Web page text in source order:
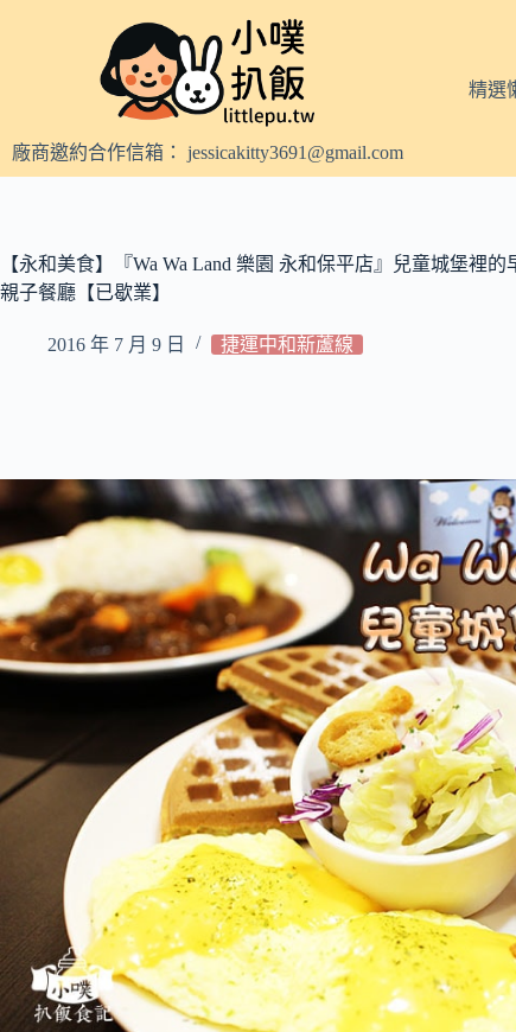
容廠商邀約合作信箱： jessicakitty3691@gmail.com
精選
【永和美食】『Wa Wa Land 樂園 永和保平店』兒童城堡裡
親子餐廳【已歇業】
2016 年 7 月 9 日 捷運中和新蘆線